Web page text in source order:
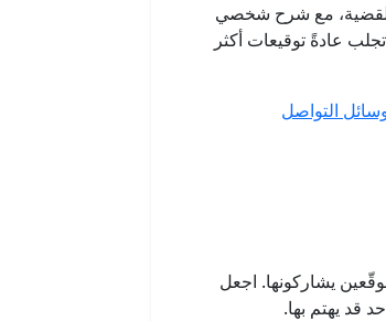
القضية، مع شرح شخصي
عادةً توقيعات أكثر
التواصل
من موقّعين يشاركونها. اجعل
قد يهتم بها.